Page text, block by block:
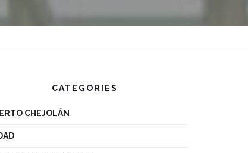
CATEGORIES
CHEJOLÁN